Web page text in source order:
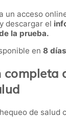
un acceso
descargar el
la prueba.
en 8
de salud